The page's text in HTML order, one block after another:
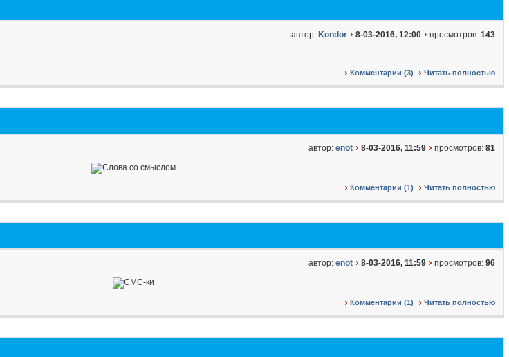
автор: Kondor 8-03-2016, 12:00 просмотров: 143
Комментарии (3) Читать полностью
автор: enot 8-03-2016, 11:59 просмотров: 81
Комментарии (1) Читать полностью
автор: enot 8-03-2016, 11:59 просмотров: 96
Комментарии (1) Читать полностью